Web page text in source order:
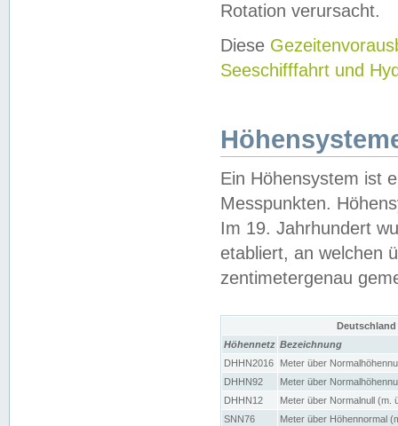
Rotation verursacht.
Diese
Seeschifffahrt und
Ein Höhensystem ist
Messpunkten.
Im 19. Jahrhundert
etabliert, an welchen
zentimetergenau
Höhennetz Bezeichnung
DHHN2016
Meter über
DHHN92
Meter über
DHHN12
Meter über Normalnull (m.
SNN76
Meter über Höhennormal